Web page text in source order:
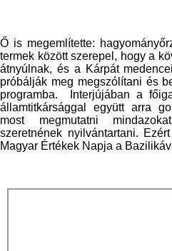
Ő is megemlítette:
termek között szerepel, hogy a
átnyúlnak, és a Kárpát
próbálják meg megszólítani és
programba. Interjújában a
államtitkársággal együtt arra
most megmutatni
szeretnének nyilvántartani.
Magyar Értékek Napja a